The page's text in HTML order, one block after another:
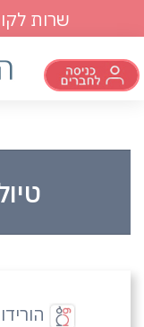
שרות